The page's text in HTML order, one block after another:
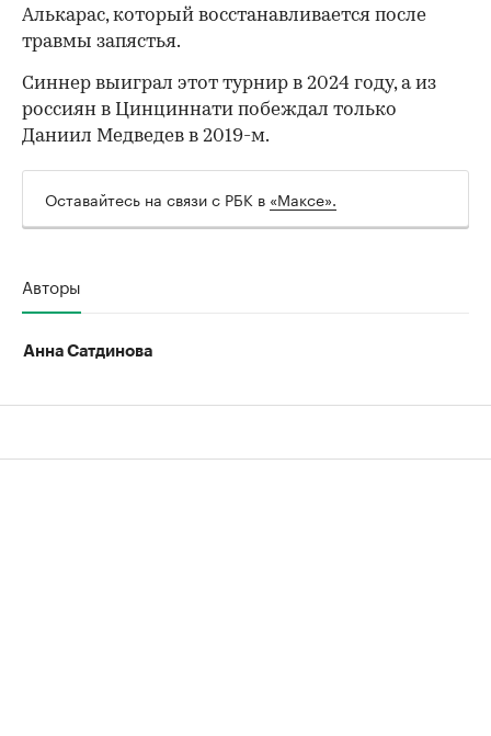
00:00 / 00:00
Алькарас, который восстанавливается после
травмы запястья.
Синнер выиграл этот турнир в 2024 году, а из
россиян в Цинциннати побеждал только
Даниил Медведев в 2019-м.
Оставайтесь на связи с РБК в «Максе».
Авторы
Анна Сатдинова